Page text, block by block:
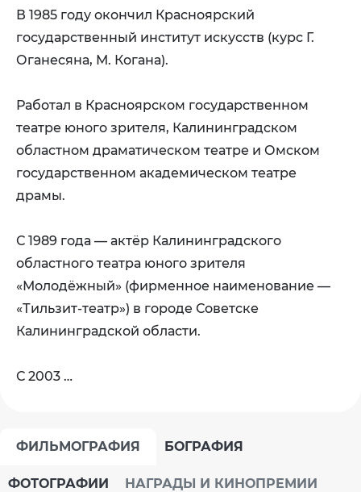
В 1985 году окончил Красноярский
государственный институт искусств (курс Г.
Оганесяна, М. Когана).
Работал в Красноярском государственном
театре юного зрителя, Калининградском
областном драматическом театре и Омском
государственном академическом театре
драмы.
С 1989 года — актёр Калининградского
областного театра юного зрителя
«Молодёжный» (фирменное наименование —
«Тильзит-театр») в городе Советске
Калининградской области.
С 2003 …
ФИЛЬМОГРАФИЯ БОГРАФИЯ
ФОТОГРАФИИ НАГРАДЫ И КИНОПРЕМИИ